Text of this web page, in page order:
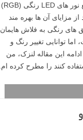
پرتره رنگ های مختلف اضافه کنیم؟ با جادوی نور لامپ های ال ای دی رنگی. منبع نور های LED رنگی (RGB)
مزایای آن ها بهره مند
های رنگی به فلاش هایمان
توانایی تغییر رنگ و
این مقاله لنزک، من
کنند را مطرح کرده ام.